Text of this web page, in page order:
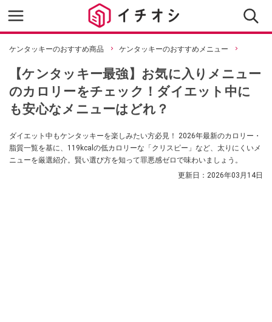
ケンタッキーのおすすめ商品 ケンタッキーのおすすめメニュー
【ケンタッキー最強】お気に入りメニュー
のカロリーをチェック！ダイエット中に
も安心なメニューはどれ？
ダイエット中もケンタッキーを楽しみたい方必見！ 2026年最新のカロリー・
脂質一覧を基に、119kcalの低カロリーな「クリスピー」など、太りにくいメ
ニューを厳選紹介。賢い選び方を知って罪悪感ゼロで味わいましょう。
更新日： 2026年03月14日